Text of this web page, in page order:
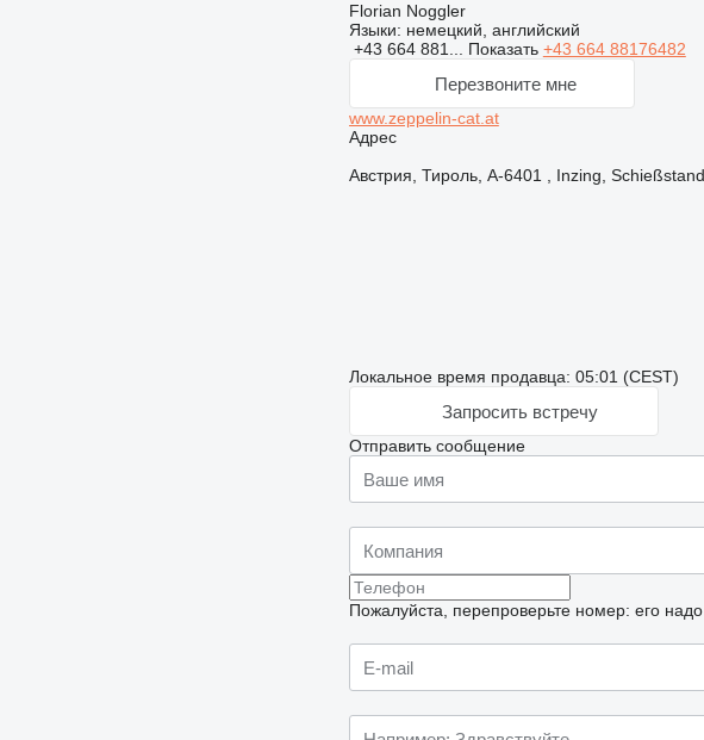
Florian Noggler
Языки: немецкий, английский
+43 664 881... Показать +43 664 88176482
Перезвоните мне
www.zeppelin-cat.at
Адрес
Австрия, Тироль, A-6401 , Inzing,
Локальное время продавца: 05:01 (CEST)
Запросить встречу
Отправить сообщение
Пожалуйста, перепроверьте номер: его